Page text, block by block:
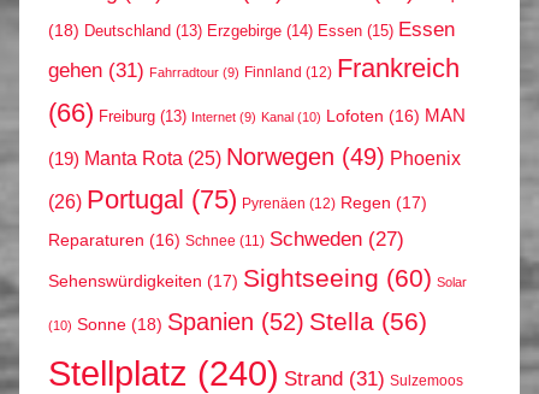
(18) Deutschland (13) Erzgebirge (14) Essen (15) Essen
gehen (31) Fahrradtour (9) Finnland (12) Frankreich
(66) Freiburg (13) Internet (9) Kanal (10) Lofoten (16) MAN
(19) Manta Rota (25) Norwegen (49) Phoenix
(26) Portugal (75) Pyrenäen (12) Regen (17)
Reparaturen (16) Schnee (11) Schweden (27)
Sehenswürdigkeiten (17) Sightseeing (60) Solar
(10) Sonne (18) Spanien (52) Stella (56)
Stellplatz (240) Strand (31) Sulzemoos